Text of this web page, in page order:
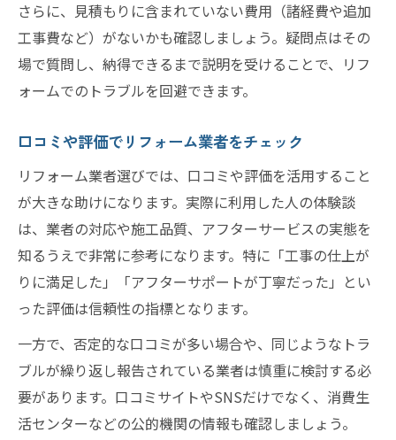
さらに、見積もりに含まれていない費用（諸経費や追加
工事費など）がないかも確認しましょう。疑問点はその
場で質問し、納得できるまで説明を受けることで、リフ
ォームでのトラブルを回避できます。
口コミや評価でリフォーム業者をチェック
リフォーム業者選びでは、口コミや評価を活用すること
が大きな助けになります。実際に利用した人の体験談
は、業者の対応や施工品質、アフターサービスの実態を
知るうえで非常に参考になります。特に「工事の仕上が
りに満足した」「アフターサポートが丁寧だった」とい
った評価は信頼性の指標となります。
一方で、否定的な口コミが多い場合や、同じようなトラ
ブルが繰り返し報告されている業者は慎重に検討する必
要があります。口コミサイトやSNSだけでなく、消費生
活センターなどの公的機関の情報も確認しましょう。